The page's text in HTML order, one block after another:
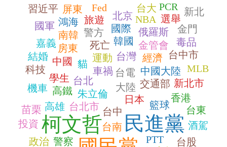
民進黨
柯文哲
日本
台北
台中
台北市
大陸
朱立倫
籃球
台南
警察
中國 台灣
交通部
台電
高雄
中國大陸
經濟
高鐵
學生
車禍
台股
金管會
運動
機車
韓國
房東
香港
新北市
俄羅斯
死亡
苗栗
警方
政治
國際
南韓
台中市
投資 酒駕
旅遊 北京
科技
NBA
結婚
鴻海
屏東
台東
毒品
金門
MLB
嘉義
選舉
國軍
習近平 新北
台大
貓
PTT
Fed PCR